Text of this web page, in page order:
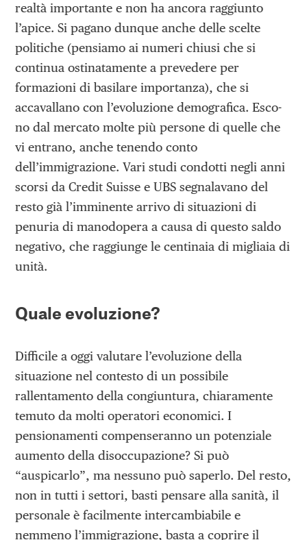
realtà importante e non ha ancora raggiunto
l’apice. Si pagano dunque anche delle scelte
politiche (pensiamo ai numeri chiusi che si
continua ostinatamente a prevedere per
formazioni di basilare importanza), che si
accavallano con l’evoluzione demografica. Esco-
no dal mercato molte più persone di quelle che
vi entrano, anche tenendo conto
dell’immigrazione. Vari studi condotti negli anni
scorsi da Credit Suisse e UBS segnalavano del
resto già l’imminente arrivo di situazioni di
penuria di manodopera a causa di questo saldo
negativo, che raggiunge le centinaia di migliaia di
unità.
Quale evoluzione?
Difficile a oggi valutare l’evoluzione della
situazione nel contesto di un possibile
rallentamento della congiuntura, chiaramente
temuto da molti operatori economici. I
pensionamenti compenseranno un potenziale
aumento della disoccupazione? Si può
“auspicarlo”, ma nessuno può saperlo. Del resto,
non in tutti i settori, basti pensare alla sanità, il
personale è facilmente intercambiabile e
nemmeno l’immigrazione, basta a coprire il